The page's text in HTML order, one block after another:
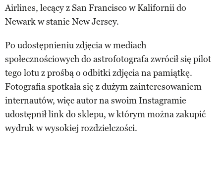
Airlines, lecący z San Francisco w Kalifornii do
Newark w stanie New Jersey.
Po udostępnieniu zdjęcia w mediach
społecznościowych do astrofotografa zwrócił się pilot
tego lotu z prośbą o odbitki zdjęcia na pamiątkę.
Fotografia spotkała się z dużym zainteresowaniem
internautów, więc autor na swoim Instagramie
udostępnił link do sklepu, w którym można zakupić
wydruk w wysokiej rozdzielczości.